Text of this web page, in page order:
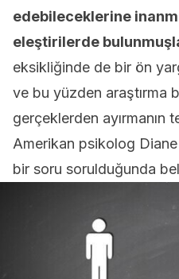
edebileceklerine
eleştirilerde
eksikliğinde de bir ön
ve bu yüzden araştırma
gerçeklerden ayırmanın
Amerikan psikolog
bir soru sorulduğunda